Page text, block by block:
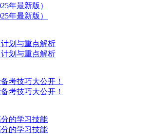
年最新版）
年最新版）
划与重点解析
划与重点解析
考技巧大公开！
考技巧大公开！
的学习技能
的学习技能